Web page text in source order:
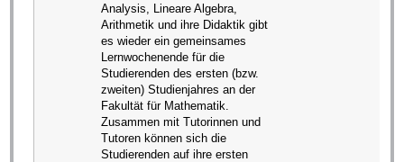
Analysis, Lineare Algebra,
Arithmetik und ihre Didaktik gibt
es wieder ein gemeinsames
Lernwochenende für die
Studierenden des ersten (bzw.
zweiten) Studienjahres an der
Fakultät für Mathematik.
Zusammen mit Tutorinnen und
Tutoren können sich die
Studierenden auf ihre ersten